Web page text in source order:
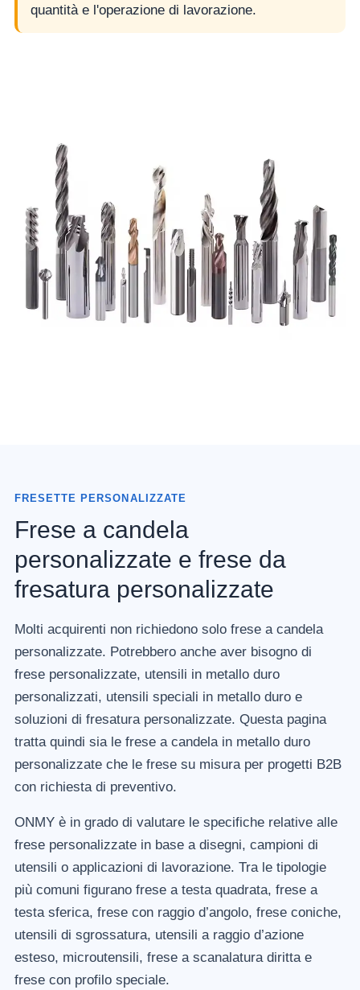
quantità e l'operazione di lavorazione.
FRESETTE PERSONALIZZATE
Frese a candela
personalizzate e frese da
fresatura personalizzate
Molti acquirenti non richiedono solo frese a candela
personalizzate. Potrebbero anche aver bisogno di
frese personalizzate, utensili in metallo duro
personalizzati, utensili speciali in metallo duro e
soluzioni di fresatura personalizzate. Questa pagina
tratta quindi sia le frese a candela in metallo duro
personalizzate che le frese su misura per progetti B2B
con richiesta di preventivo.
ONMY è in grado di valutare le specifiche relative alle
frese personalizzate in base a disegni, campioni di
utensili o applicazioni di lavorazione. Tra le tipologie
più comuni figurano frese a testa quadrata, frese a
testa sferica, frese con raggio d’angolo, frese coniche,
utensili di sgrossatura, utensili a raggio d’azione
esteso, microutensili, frese a scanalatura diritta e
frese con profilo speciale.